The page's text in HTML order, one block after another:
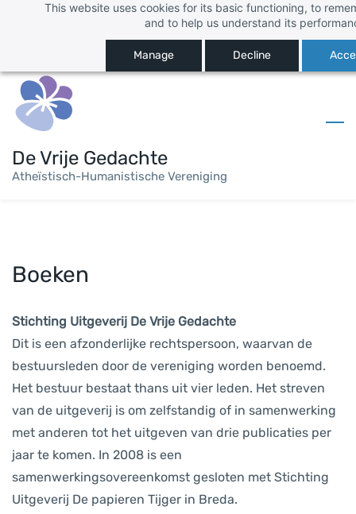
This website uses cookies for its basic functioning, to
and to help us understand its
Manage Decline
content
Inloggen
Registreren
De Vrije Gedachte
Atheïstisch-Humanistische Vereniging
Boeken
Stichting Uitgeverij De Vrije Gedachte
Dit is een afzonderlijke rechtspersoon, waarvan de
bestuursleden door de vereniging worden benoemd.
Het bestuur bestaat thans uit vier leden. Het streven
van de uitgeverij is om zelfstandig of in samenwerking
met anderen tot het uitgeven van drie publicaties per
jaar te komen. In 2008 is een
samenwerkingsovereenkomst gesloten met Stichting
Uitgeverij De papieren Tijger in Breda.